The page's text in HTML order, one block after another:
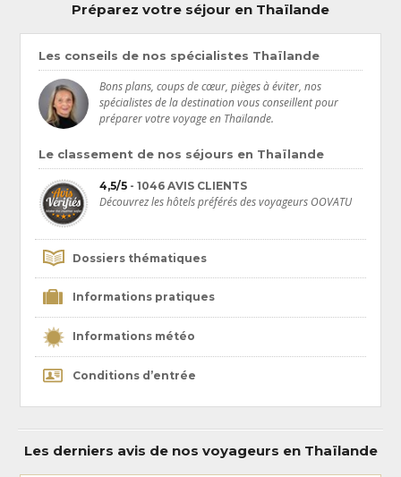
Préparez votre séjour en Thaïlande
Les conseils de nos spécialistes Thaïlande
Bons plans, coups de cœur, pièges à éviter, nos
spécialistes de la destination vous conseillent pour
préparer votre voyage en Thaïlande.
Le classement de nos séjours en Thaïlande
4,5/5 - 1046 AVIS CLIENTS
Découvrez les hôtels préférés des voyageurs OOVATU
Dossiers thématiques
Informations pratiques
Informations météo
Conditions d’entrée
Les derniers avis de nos voyageurs en Thaïlande